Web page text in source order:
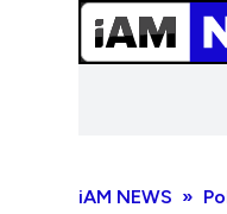
iAM NEWS